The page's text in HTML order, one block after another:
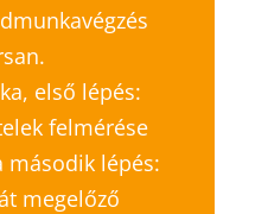
első lépés:
felmérése
második lépés:
megelőző